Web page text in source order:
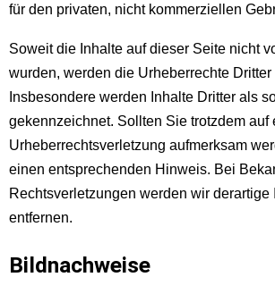
für den privaten, nicht kommerziellen
Soweit die Inhalte auf dieser Seite nicht
wurden, werden die Urheberrechte Dritter
Insbesondere werden Inhalte Dritter als
gekennzeichnet. Sollten Sie trotzdem auf
Urheberrechtsverletzung aufmerksam
einen entsprechenden Hinweis. Bei
Rechtsverletzungen werden wir derartige
entfernen.
Bildnachweise